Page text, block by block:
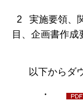
2 実施要領、
目、企画書作成
以下からダウ
・